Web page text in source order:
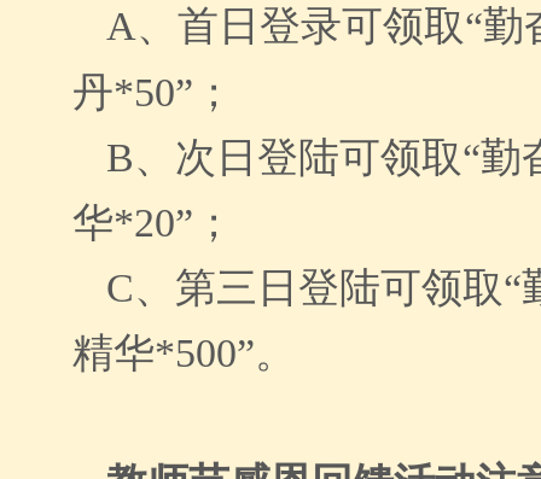
A、 首日登录可领取“勤
丹*50”；
B、次日登陆可领取“勤
华*20”；
C、第三日登陆可领取
精华*500”。